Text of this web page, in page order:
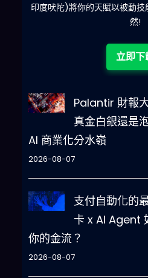
印度吠陀)將你的天賦以被動
然!
立即下
Palantir 財報
真金白銀還是
AI 商業化分水嶺
2026-08-07
支付自動化的
卡 x AI Agent
你的金流？
2026-08-07